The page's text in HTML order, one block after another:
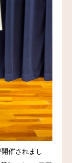
催されまし